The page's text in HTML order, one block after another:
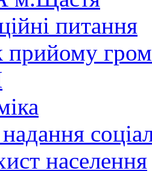
питання
прийому
населення